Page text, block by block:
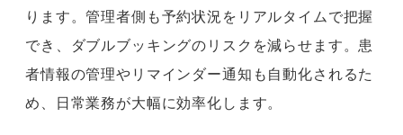
ります。管理者側も予約状況をリアルタイムで把握
でき、ダブルブッキングのリスクを減らせます。患
者情報の管理やリマインダー通知も自動化されるた
め、日常業務が大幅に効率化します。